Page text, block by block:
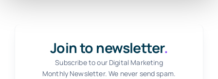
Join to newsletter.
Subscribe to our Digital Marketing
Monthly Newsletter. We never send spam.